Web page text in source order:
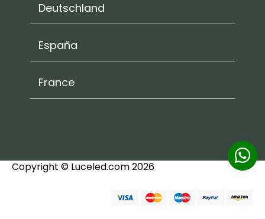
Deutschland
España
France
Copyright © Luceled.com 2026